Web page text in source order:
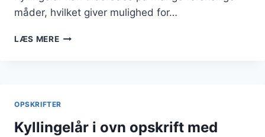
måder, hvilket giver mulighed for…
LÆS MEREKYLLINGELÅR
OPSKRIFTER
Kyllingelår i ovn opskrift med